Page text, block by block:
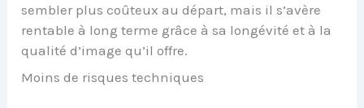
sembler plus coûteux au départ, mais il s’avère
rentable à long terme grâce à sa longévité et à la
qualité d’image qu’il offre.
Moins de risques techniques